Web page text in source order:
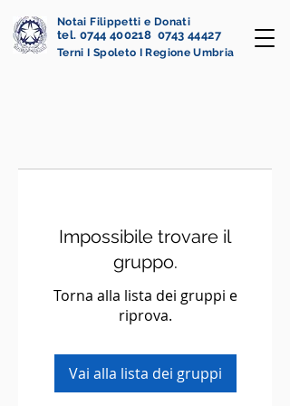
Notai Filippetti e Donati
tel. 0744 400218 0743 44427
Terni I Spoleto I Regione Umbria
Impossibile trovare il
gruppo.
Torna alla lista dei gruppi e
riprova.
Vai alla lista dei gruppi